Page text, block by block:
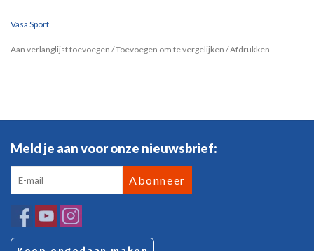
Vasa Sport
Aan verlanglijst toevoegen /Toevoegen om te vergelijken /Afdrukken
Meld je aan voor onze nieuwsbrief:
Abonneer